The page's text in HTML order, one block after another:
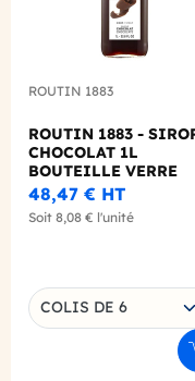
ROUTIN 1883
ROUTIN 1883 -
CHOCOLAT 1L
BOUTEILLE VERRE
48,47 € HT
Soit 8,08 € l'unité
Choisissez une
COLIS DE 6